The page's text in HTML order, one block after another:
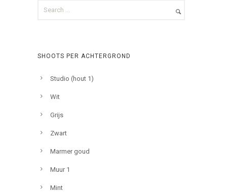
SHOOTS PER ACHTERGROND
Studio (hout 1)
Wit
Grijs
Zwart
Marmer goud
Muur 1
Mint